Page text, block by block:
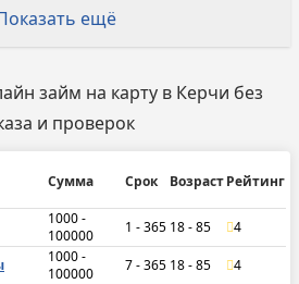
ещё
займ на карту в Керчи без
и проверок
Сумма Срок ВозрастРейтинг
1000 -
100000
1 - 365 18 - 85 4
1000 -
100000
7 - 365 18 - 85 4